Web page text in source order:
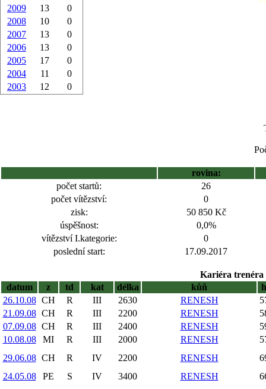
2009
13
0
2008
10
0
2007
13
0
2006
13
0
2005
17
0
2004
11
0
2003
12 0
rovina:
počet startů:
26
počet vítězství:
0
zisk:
50 850 Kč
úspěšnost:
0,0%
vítězství I.kategorie:
0
poslední start:
17.09.2017
Kariéra trenéra
datum
z td kat délka kůň
26.10.08 CH R III 2630 RENESH
21.09.08 CH R III 2200 RENESH
07.09.08 CH R III 2400 RENESH
10.08.08
MI R III 2000 RENESH
29.06.08 CH R IV 2200 RENESH
24.05.08
PE S IV 3400 RENESH